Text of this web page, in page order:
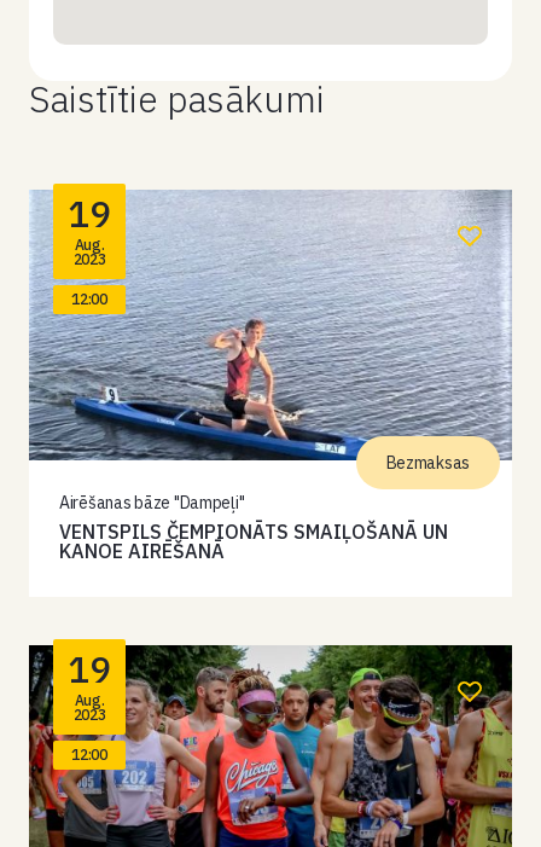
Saistītie pasākumi
19
Aug.
2023
12:00
Airēšanas bāze "Dampeļi"
VENTSPILS ČEMPIONĀTS SMAIĻOŠANĀ UN
KANOE AIRĒŠANĀ
Bezmaksas
19
Aug.
2023
12:00